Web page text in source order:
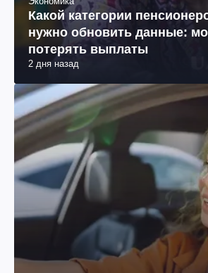
Какой категории
нужно обновить данные:
потерять выплаты
2 дня назад